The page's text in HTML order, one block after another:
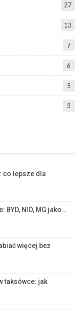
27
13
7
6
5
3
co lepsze dla
BYD, NIO, MG jako…
więcej bez
taksówce: jak